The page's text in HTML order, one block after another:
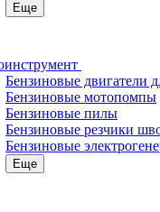
Еще
Бензиновые двигатели
Бензиновые мотопомпы
Бензиновые пилы
Бензиновые резчики
Бензиновые
Еще